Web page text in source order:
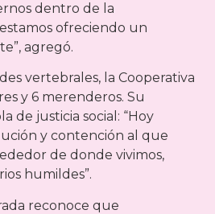
dentro de la
ofreciendo un
agregó.
vertebrales, la Cooperativa
y 6 merenderos. Su
de justicia social: “Hoy
y contención al que
de donde vivimos,
humildes”.
reconoce que